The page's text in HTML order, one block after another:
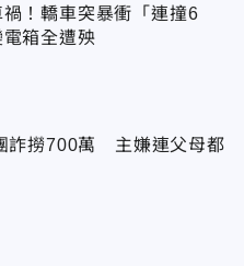
！轎車突暴衝「連撞6
箱全遭殃
詐撈700萬 主嫌連父母都